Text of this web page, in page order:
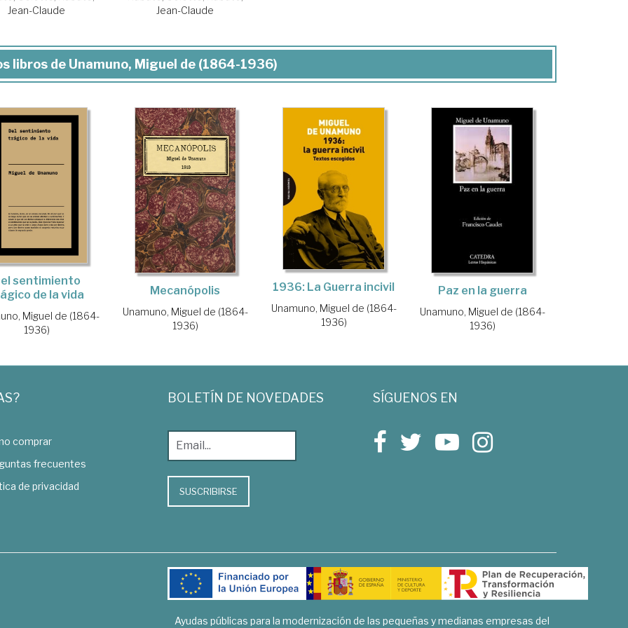
Jean-Claude
Jean-Claude
libros de Unamuno, Miguel de (1864-1936)
sentimiento
de la vida
Miguel de (1864-
1936)
Mecanópolis
Unamuno, Miguel de (1864-
1936)
1936: La Guerra incivil
Unamuno, Miguel de (1864-
1936)
Paz en la guerra
Unamuno, Miguel de (1864-
1936)
comprar
frecuentes
de privacidad
BOLETÍN DE NOVEDADES
SUSCRIBIRSE
SÍGUENOS EN
Ayudas públicas para la modernización de las pequeñas y medianas empresas del